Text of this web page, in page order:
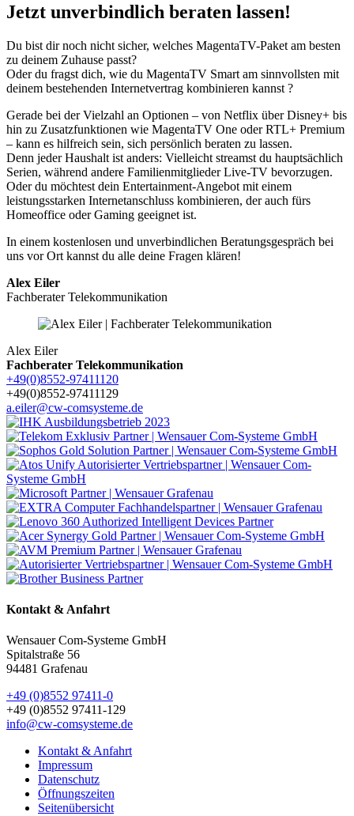
Jetzt unverbindlich beraten lassen!
Du bist dir noch nicht sicher, welches MagentaTV-Paket am besten
zu deinem Zuhause passt?
Oder du fragst dich, wie du MagentaTV Smart am sinnvollsten mit
deinem bestehenden Internetvertrag kombinieren kannst ?
Gerade bei der Vielzahl an Optionen – von Netflix über Disney+ bis
hin zu Zusatzfunktionen wie MagentaTV One oder RTL+ Premium
– kann es hilfreich sein, sich persönlich beraten zu lassen.
Denn jeder Haushalt ist anders: Vielleicht streamst du hauptsächlich
Serien, während andere Familienmitglieder Live-TV bevorzugen.
Oder du möchtest dein Entertainment-Angebot mit einem
leistungsstarken Internetanschluss kombinieren, der auch fürs
Homeoffice oder Gaming geeignet ist.
In einem kostenlosen und unverbindlichen Beratungsgespräch bei
uns vor Ort kannst du alle deine Fragen klären!
Alex Eiler
Fachberater Telekommunikation
Alex Eiler
Fachberater Telekommunikation
+49(0)8552-97411120
+49(0)8552-97411129
a.eiler@cw-comsysteme.de
Kontakt & Anfahrt
Wensauer Com-Systeme GmbH
Spitalstraße 56
94481 Grafenau
+49 (0)8552 97411-0
+49 (0)8552 97411-129
info@cw-comsysteme.de
Kontakt & Anfahrt
Impressum
Datenschutz
Öffnungszeiten
Seitenübersicht